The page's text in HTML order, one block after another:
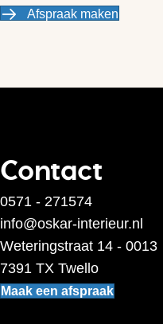
Afspraak maken
Contact
0571 - 271574
info@oskar-interieur.nl
Weteringstraat 14 - 0013
7391 TX Twello
Maak een afspraak